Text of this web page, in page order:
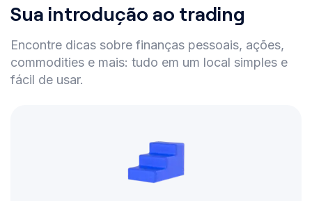
Sua introdução ao trading
Encontre dicas sobre finanças pessoais, ações,
commodities e mais: tudo em um local simples e
fácil de usar.